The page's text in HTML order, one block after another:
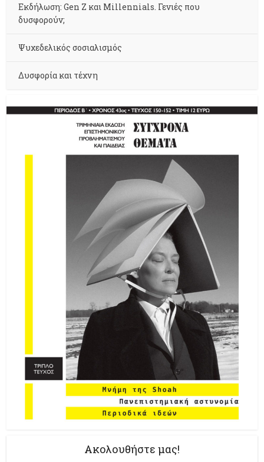
Εκδήλωση: Gen Z και Millennials. Γενιές που
δυσφορούν;
Ψυχεδελικός σοσιαλισμός
Δυσφορία και τέχνη
Ακολουθήστε μας!